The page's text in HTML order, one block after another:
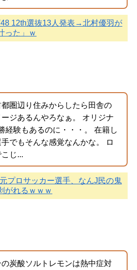
12th選抜13人発表→北村優羽が
った」ｗ
圏辺り住みからしたら田舎の
ジあるんやろなぁ。 オリジナ
経験もあるのに・・・。 在籍し
でもそんな感覚なんかな。 ロ
じ...
元プロサッカー選手、なんJ民の鬼
がれるｗｗｗ
炭酸ソルトレモンは熱中症対